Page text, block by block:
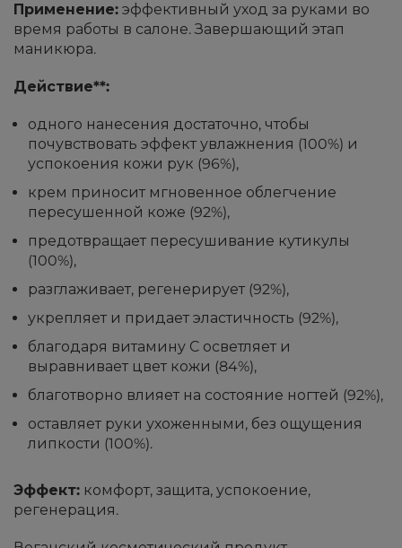
Применение: эффективный уход за руками во
время работы в салоне. Завершающий этап
маникюра.
Действие**:
одного нанесения достаточно, чтобы
почувствовать эффект увлажнения (100%) и
успокоения кожи рук (96%),
крем приносит мгновенное облегчение
пересушенной коже (92%),
предотвращает пересушивание кутикулы
(100%),
разглаживает, регенерирует (92%),
укрепляет и придает эластичность (92%),
благодаря витамину С осветляет и
выравнивает цвет кожи (84%),
благотворно влияет на состояние ногтей (92%),
оставляет руки ухоженными, без ощущения
липкости (100%).
Эффект: комфорт, защита, успокоение,
регенерация.